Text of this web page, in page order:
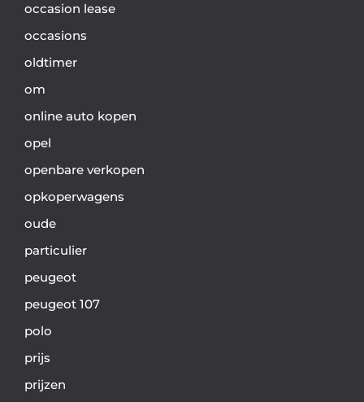
occasion lease
occasions
oldtimer
om
online auto kopen
opel
openbare verkopen
opkoperwagens
oude
particulier
peugeot
peugeot 107
polo
prijs
prijzen